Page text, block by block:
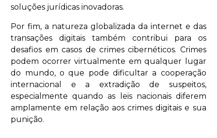
soluções jurídicas inovadoras.
Por fim, a natureza globalizada da internet e das
transações digitais também contribui para os
desafios em casos de crimes cibernéticos. Crimes
podem ocorrer virtualmente em qualquer lugar
do mundo, o que pode dificultar a cooperação
internacional e a extradição de suspeitos,
especialmente quando as leis nacionais diferem
amplamente em relação aos crimes digitais e sua
punição.